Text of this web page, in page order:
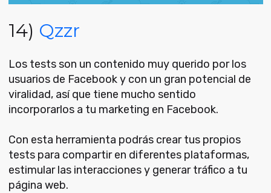
14) Qzzr
Los tests son un contenido muy querido por los
usuarios de Facebook y con un gran potencial de
viralidad, así que tiene mucho sentido
incorporarlos a tu marketing en Facebook.
Con esta herramienta podrás crear tus propios
tests para compartir en diferentes plataformas,
estimular las interacciones y generar tráfico a tu
página web.